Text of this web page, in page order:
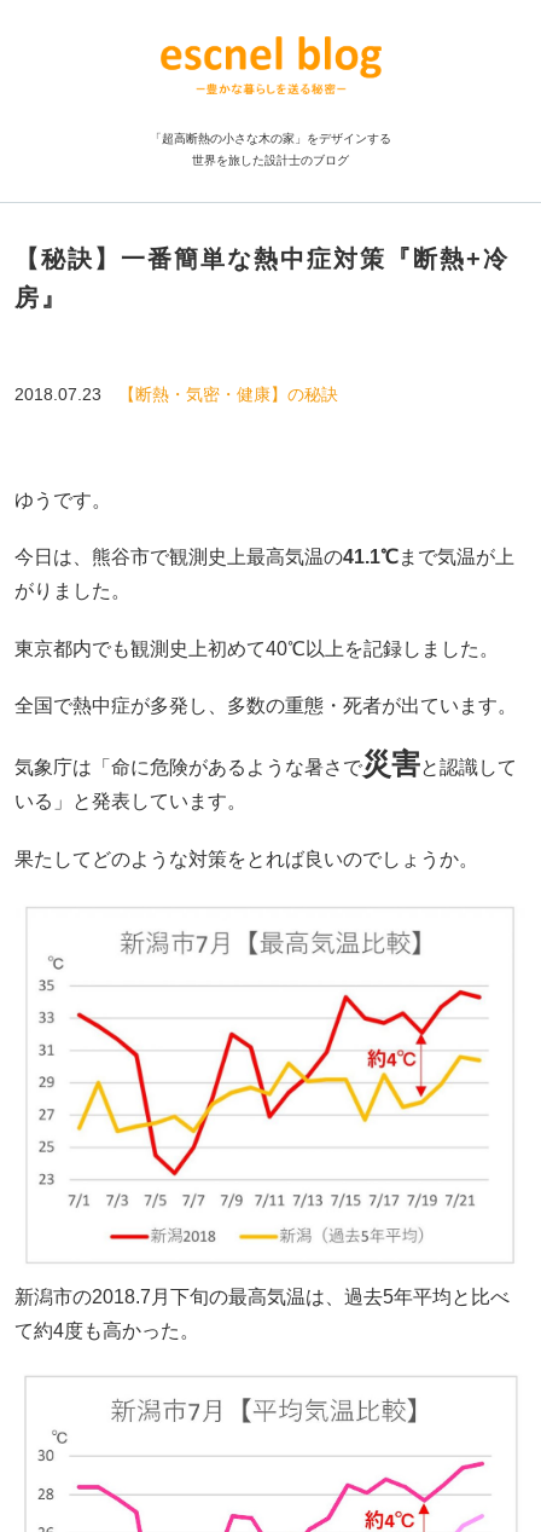
「超高断熱の小さな木の家」をデザインする
世界を旅した設計士のブログ
【秘訣】一番簡単な熱中症対策『断熱+冷
房』
2018.07.23 【断熱・気密・健康】の秘訣
ゆうです。
今日は、熊谷市で観測史上最高気温の41.1℃まで気温が上
がりました。
東京都内でも観測史上初めて40℃以上を記録しました。
全国で熱中症が多発し、多数の重態・死者が出ています。
気象庁は「命に危険があるような暑さで災害と認識して
いる」と発表しています。
果たしてどのような対策をとれば良いのでしょうか。
新潟市の2018.7月下旬の最高気温は、過去5年平均と比べ
て約4度も高かった。